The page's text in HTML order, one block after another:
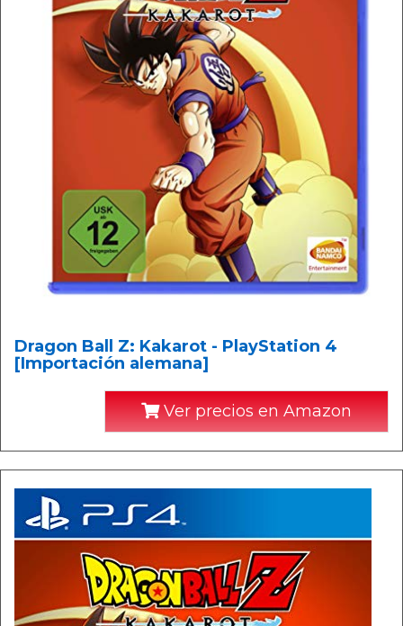
Dragon Ball Z: Kakarot - PlayStation 4
[Importación alemana]
Ver precios en Amazon